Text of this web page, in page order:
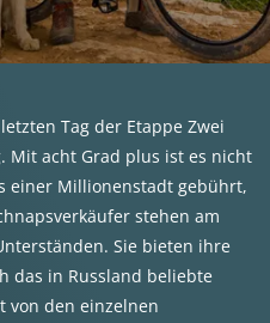
Tag der Etappe Zwei
Mit acht Grad plus ist es nicht
einer Millionenstadt gebührt,
stehen am
Sie bieten ihre
das in Russland beliebte
von den einzelnen